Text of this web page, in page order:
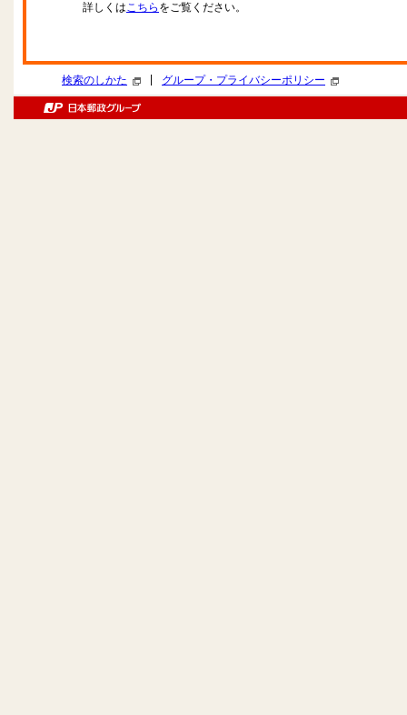
詳しくはこちら をご覧ください。
検索のしかた グループ・プライバシーポリシー